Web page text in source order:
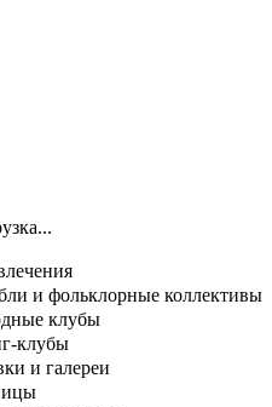
и фольклорные коллективы
клубы
клубы
и галереи